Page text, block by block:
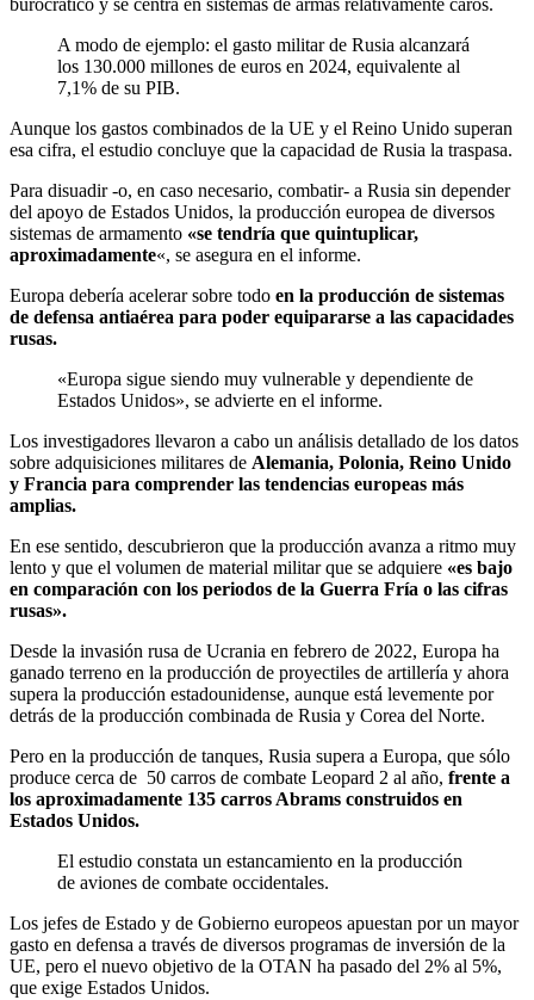
burocrático y se centra en sistemas de armas relativamente caros.
A modo de ejemplo: el gasto militar de Rusia alcanzará
los 130.000 millones de euros en 2024, equivalente al
7,1% de su PIB.
Aunque los gastos combinados de la UE y el Reino Unido superan
esa cifra, el estudio concluye que la capacidad de Rusia la traspasa.
Para disuadir -o, en caso necesario, combatir- a Rusia sin depender
del apoyo de Estados Unidos, la producción europea de diversos
sistemas de armamento «se tendría que quintuplicar,
aproximadamente«, se asegura en el informe.
Europa debería acelerar sobre todo en la producción de sistemas
de defensa antiaérea para poder equipararse a las capacidades
rusas.
«Europa sigue siendo muy vulnerable y dependiente de
Estados Unidos», se advierte en el informe.
Los investigadores llevaron a cabo un análisis detallado de los datos
sobre adquisiciones militares de Alemania, Polonia, Reino Unido
y Francia para comprender las tendencias europeas más
amplias.
En ese sentido, descubrieron que la producción avanza a ritmo muy
lento y que el volumen de material militar que se adquiere «es bajo
en comparación con los periodos de la Guerra Fría o las cifras
rusas».
Desde la invasión rusa de Ucrania en febrero de 2022, Europa ha
ganado terreno en la producción de proyectiles de artillería y ahora
supera la producción estadounidense, aunque está levemente por
detrás de la producción combinada de Rusia y Corea del Norte.
Pero en la producción de tanques, Rusia supera a Europa, que sólo
produce cerca de 50 carros de combate Leopard 2 al año, frente a
los aproximadamente 135 carros Abrams construidos en
Estados Unidos.
El estudio constata un estancamiento en la producción
de aviones de combate occidentales.
Los jefes de Estado y de Gobierno europeos apuestan por un mayor
gasto en defensa a través de diversos programas de inversión de la
UE, pero el nuevo objetivo de la OTAN ha pasado del 2% al 5%,
que exige Estados Unidos.